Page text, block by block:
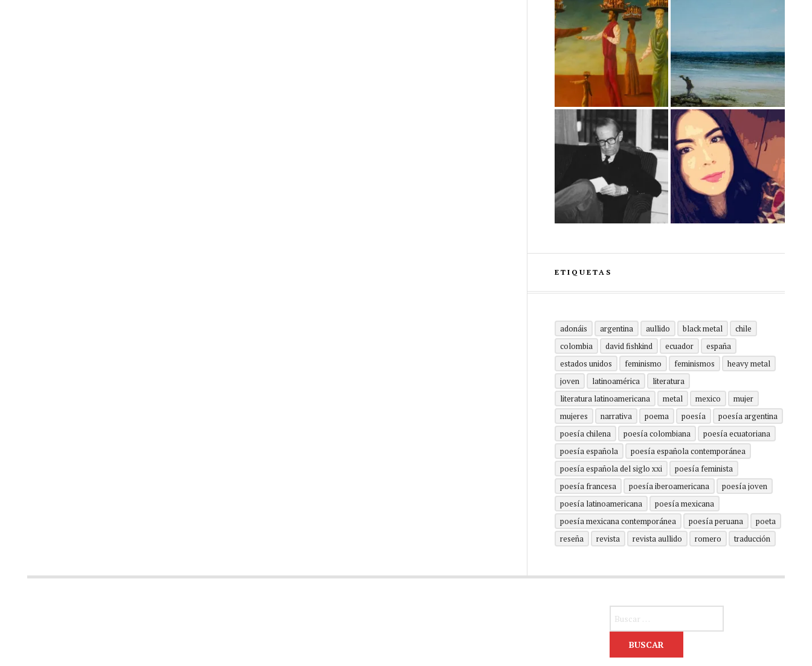
ETIQUETAS
adonáis argentina aullido black metal
chile
colombia
david fishkind ecuador
españa
estados unidos
feminismo feminismos
heavy metal
joven
latinoamérica
literatura
literatura latinoamericana
metal mexico
mujer
mujeres
narrativa poema poesía
poesía argentina
poesía chilena
poesía colombiana
poesía ecuatoriana
poesía española
poesía española contemporánea
poesía española del siglo xxi
poesía feminista
poesía francesa
poesía iberoamericana
poesía joven
poesía latinoamericana
poesía mexicana
poesía mexicana contemporánea
poesía peruana
poeta
reseña
revista revista aullido romero traducción